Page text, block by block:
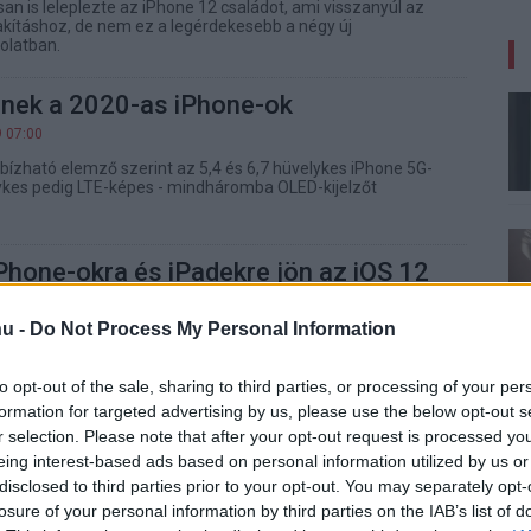
- Do Not Process My Personal Information
opt-out of the sale, sharing to third parties, or processing of your
for targeted advertising by us, please use the below opt-out
selection. Please note that after your opt-out request is processed
interest-based ads based on personal information utilized by us
to third parties prior to your opt-out. You may separately
of your personal information by third parties on the IAB’s list of
is leleplezte az iPhone 12 családot, ami visszanyúl az
de nem ez a legérdekesebb a négy új
a 2020-as iPhone-ok
07:00
elemző szerint az 5,4 és 6,7 hüvelykes iPhone 5G-
pedig LTE-képes - mindháromba OLED-kijelzőt
okra és iPadekre jön az iOS 12
hajt végre az iOS 12-vel, hiszen a közel 5 éves iPhone
az iPhone 8 és az iPhone 8 Plus
13:00